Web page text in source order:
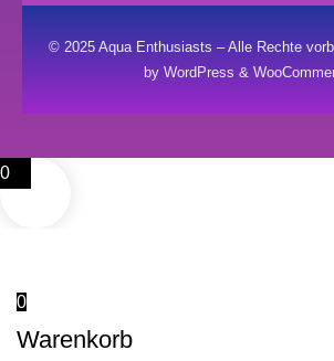
© 2025 Aqua Enthusiasts – Alle Rechte
by WordPress &
0
0
Warenkorb